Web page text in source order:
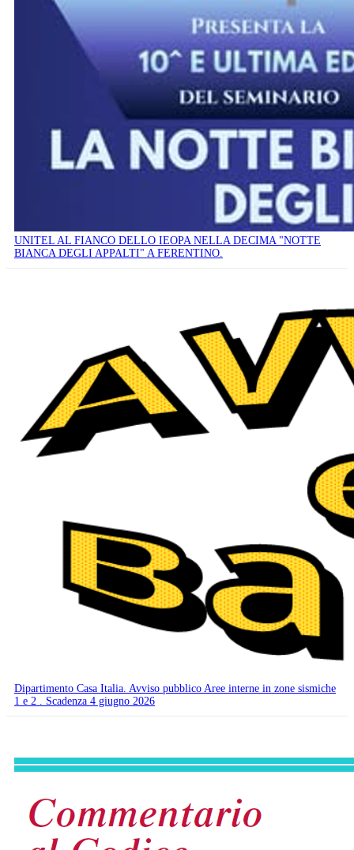
UNITEL AL FIANCO DELLO IEOPA NELLA DECIMA "NOTTE
BIANCA DEGLI APPALTI" A FERENTINO.
Dipartimento Casa Italia. Avviso pubblico Aree interne in zone sismiche
1 e 2 . Scadenza 4 giugno 2026